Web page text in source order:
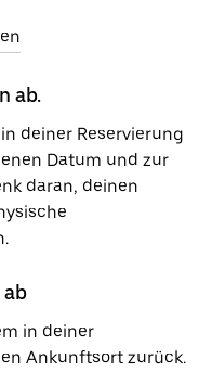
ab.
deiner Reservierung
Datum und zur
daran, deinen
ab
in deiner
Ankunftsort zurück.